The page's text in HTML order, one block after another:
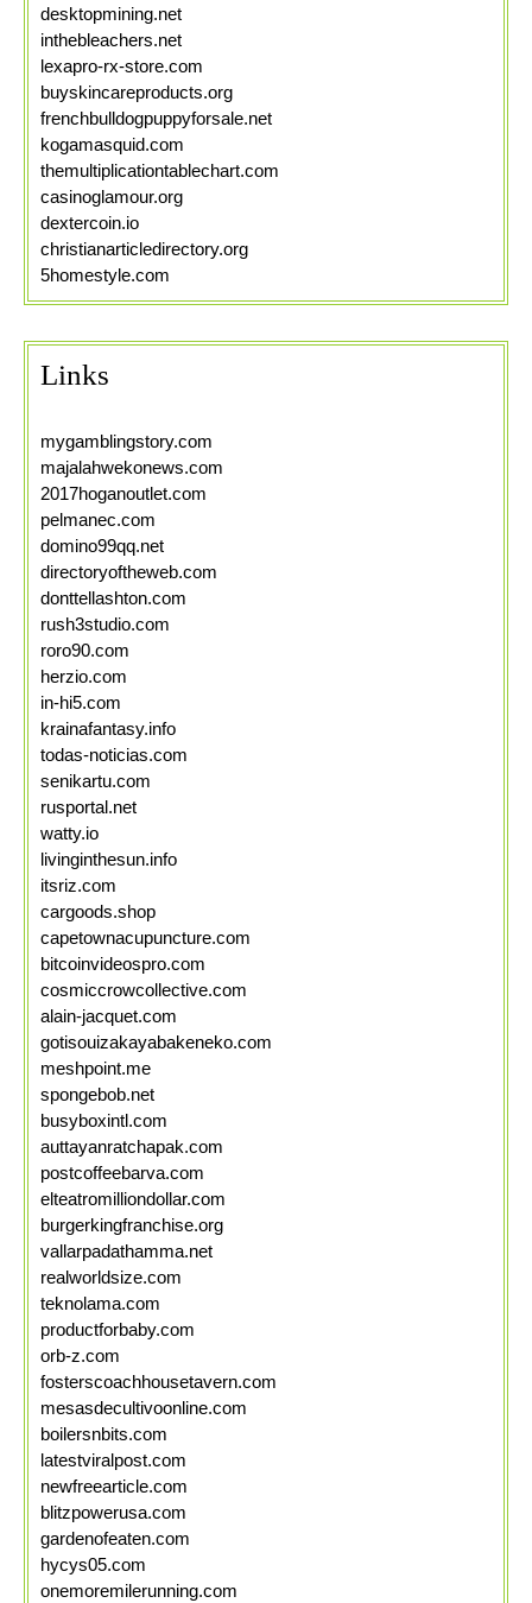
desktopmining.net
inthebleachers.net
lexapro-rx-store.com
buyskincareproducts.org
frenchbulldogpuppyforsale.net
kogamasquid.com
themultiplicationtablechart.com
casinoglamour.org
dextercoin.io
christianarticledirectory.org
5homestyle.com
Links
mygamblingstory.com
majalahwekonews.com
2017hoganoutlet.com
pelmanec.com
domino99qq.net
directoryoftheweb.com
donttellashton.com
rush3studio.com
roro90.com
herzio.com
in-hi5.com
krainafantasy.info
todas-noticias.com
senikartu.com
rusportal.net
watty.io
livinginthesun.info
itsriz.com
cargoods.shop
capetownacupuncture.com
bitcoinvideospro.com
cosmiccrowcollective.com
alain-jacquet.com
gotisouizakayabakeneko.com
meshpoint.me
spongebob.net
busyboxintl.com
auttayanratchapak.com
postcoffeebarva.com
elteatromilliondollar.com
burgerkingfranchise.org
vallarpadathamma.net
realworldsize.com
teknolama.com
productforbaby.com
orb-z.com
fosterscoachhousetavern.com
mesasdecultivoonline.com
boilersnbits.com
latestviralpost.com
newfreearticle.com
blitzpowerusa.com
gardenofeaten.com
hycys05.com
onemoremilerunning.com